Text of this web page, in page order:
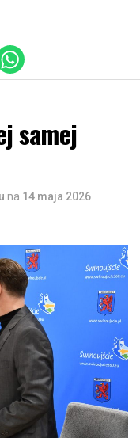
samej
na 14 maja 2026